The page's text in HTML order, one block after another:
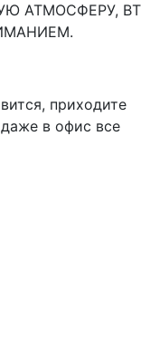
АТМОСФЕРУ,
приходите
в офис все